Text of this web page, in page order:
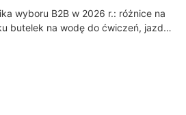
wyboru B2B w 2026 r.: różnice na
butelek na wodę do ćwiczeń, jazdy